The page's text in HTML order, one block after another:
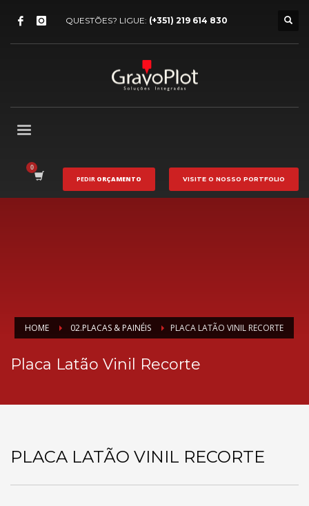
QUESTÕES? LIGUE: (+351) 219 614 830
PEDIR ORÇAMENTO VISITE O NOSSO PORTFOLIO
HOME 02.PLACAS & PAINÉIS PLACA LATÃO VINIL RECORTE
Placa Latão Vinil Recorte
PLACA LATÃO VINIL RECORTE